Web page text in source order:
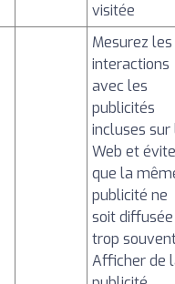
visitée
Mesurez les
interactions
avec les
publicités
incluses sur
Web et
que la
publicité ne
soit diffusée
trop
Afficher de